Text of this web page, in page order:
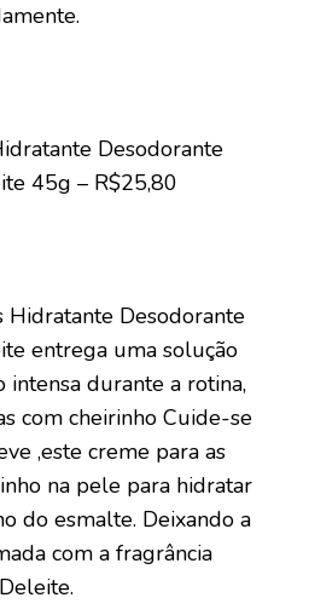
Desodorante
45g – R$25,80
Hidratante Desodorante
entrega uma solução
intensa durante a rotina,
com cheirinho Cuide-se
,este creme para as
na pele para hidratar
do esmalte. Deixando a
com a fragrância